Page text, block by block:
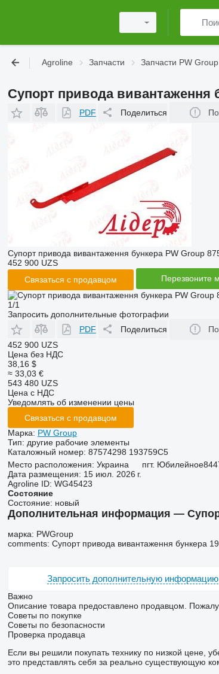
Agroline Запчасти Запчасти PW Group
Супорт привода вивантаження
PDF Поделиться
Супорт привода вивантаження бункера PW Group
452 900 UZS
Связаться с продавцом
Перезвоните
1/1
Запросить дополнительные фотографии
PDF
Поделиться
452 900 UZS
Цена без НДС
38,16 $
≈ 33,03 €
543 480 UZS
Цена с НДС
Уведомлять об изменении цены
Связаться с продавцом
Марка: PW Group
Тип: другие рабочие элементы
Каталожный номер: 87574298 193759C5
Место расположения: Украина пгт. Юбилейное
Дата размещения: 15 июл. 2026 г.
Agroline ID: WG45423
Состояние
Состояние: новый
Дополнительная информация —
марка: PWGroup
comments: Супорт привода вивантаження бункера
Запросить дополнительную информацию
Важно
Описание товара предоставлено продавцом.
Советы по покупке
Советы по безопасности
Проверка продавца
Если вы решили покупать технику по низкой цене,
это представлять себя за реально существующую